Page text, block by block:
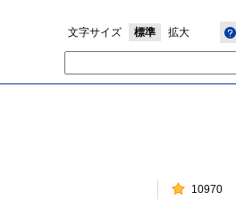
文字サイズ 標準 拡大
10970